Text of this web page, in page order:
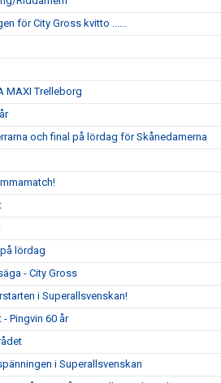
för City Gross kvitto ......
MAXI Trelleborg
och final på lördag för Skånedamerna
lördag
- City Gross
i Superallsvenskan!
Pingvin 60 år
i Superallsvenskan